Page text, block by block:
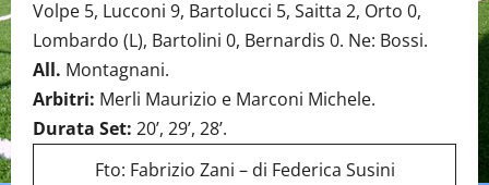
Volpe 5, Lucconi 9, Bartolucci 5, Saitta 2, Orto 0,
Lombardo (L), Bartolini 0, Bernardis 0. Ne: Bossi.
All. Montagnani.
Arbitri: Merli Maurizio e Marconi Michele.
Durata Set: 20’, 29’, 28’.
Fto: Fabrizio Zani – di Federica Susini